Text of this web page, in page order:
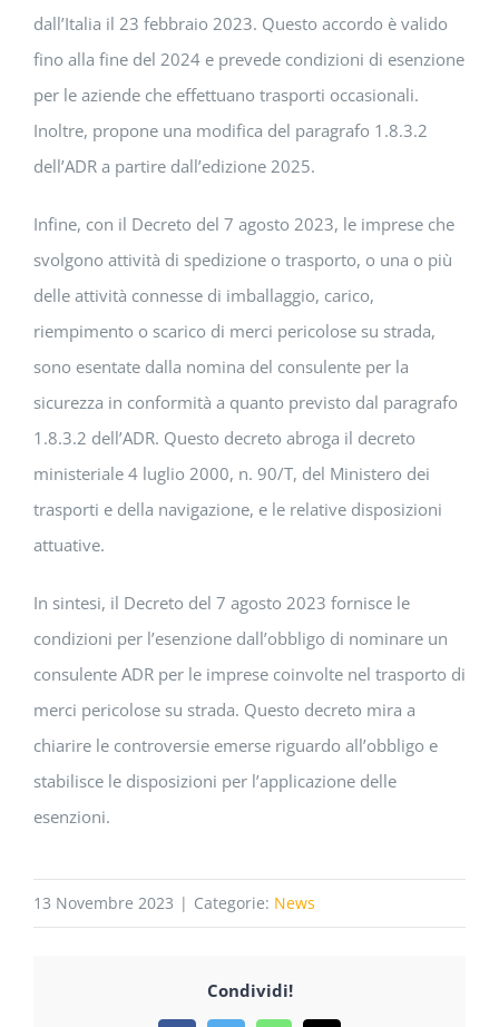
dall’Italia il 23 febbraio 2023. Questo accordo è valido
fino alla fine del 2024 e prevede condizioni di esenzione
per le aziende che effettuano trasporti occasionali.
Inoltre, propone una modifica del paragrafo 1.8.3.2
dell’ADR a partire dall’edizione 2025.
Infine, con il Decreto del 7 agosto 2023, le imprese che
svolgono attività di spedizione o trasporto, o una o più
delle attività connesse di imballaggio, carico,
riempimento o scarico di merci pericolose su strada,
sono esentate dalla nomina del consulente per la
sicurezza in conformità a quanto previsto dal paragrafo
1.8.3.2 dell’ADR. Questo decreto abroga il decreto
ministeriale 4 luglio 2000, n. 90/T, del Ministero dei
trasporti e della navigazione, e le relative disposizioni
attuative.
In sintesi, il Decreto del 7 agosto 2023 fornisce le
condizioni per l’esenzione dall’obbligo di nominare un
consulente ADR per le imprese coinvolte nel trasporto di
merci pericolose su strada. Questo decreto mira a
chiarire le controversie emerse riguardo all’obbligo e
stabilisce le disposizioni per l’applicazione delle
esenzioni.
13 Novembre 2023 | Categorie: News
Condividi!